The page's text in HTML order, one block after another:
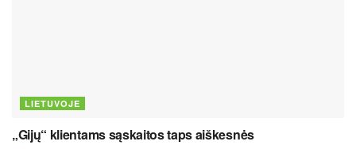
LIETUVOJE
„Gijų“ klientams sąskaitos taps aiškesnės